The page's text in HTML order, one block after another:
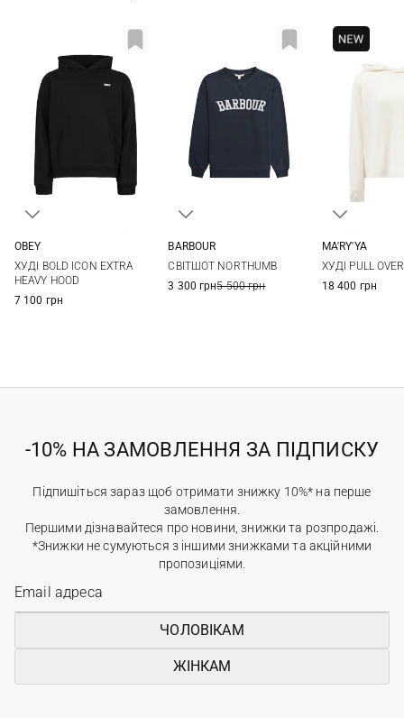
XXL
OBEY
ХУДІ BOLD ICON EXTRA
HEAVY HOOD
7 100 грн
BARBOUR
СВІТШОТ NORTHUMB
3 300 грн5 500 грн
MA'RY'YA
ХУДІ PULL
18 400 грн
-10% НА ЗАМОВЛЕННЯ ЗА ПІДПИСКУ
Підпишіться зараз щоб отримати знижку 10%* на перше
замовлення.
Першими дізнавайтеся про новини, знижки та розпродажі.
*Знижки не сумуються з іншими знижками та акційними
пропозиціями.
ЧОЛОВІКАМ
ЖІНКАМ